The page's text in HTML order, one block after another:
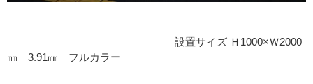
設置サイズ Ｈ1000×Ｗ2000
㎜ 3.91㎜ フルカラー